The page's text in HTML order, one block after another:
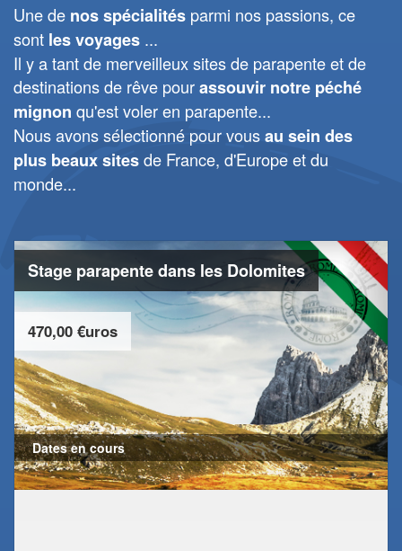
Une de nos spécialités parmi nos passions, ce
sont les voyages ...
Il y a tant de merveilleux sites de parapente et de
destinations de rêve pourassouvir notre péché
mignon qu'est voler en parapente...
Nous avons sélectionné pour vousau sein des
plus beaux sitesde France, d'Europe et du
monde...
Stage parapente dans les Dolomites
470,00 €uros
Dates en cours